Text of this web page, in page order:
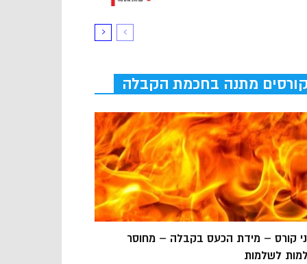
קורסים מתנה בחכמת הקבלה
קורס – מידת הכעס בקבלה – מחוסר
לשלמות